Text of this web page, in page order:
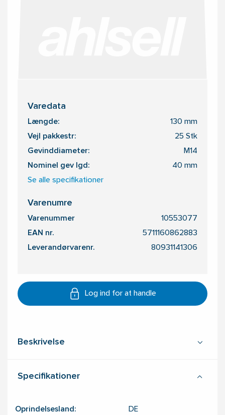
Varedata
Længde: 130 mm
Vejl pakkestr: 25 Stk
Gevinddiameter: M14
Nominel gev lgd: 40 mm
Se alle specifikationer
Varenumre
Varenummer 10553077
EAN nr. 5711160862883
Leverandørvarenr. 80931141306
Log ind for at handle
Beskrivelse
Specifikationer
Oprindelsesland: DE